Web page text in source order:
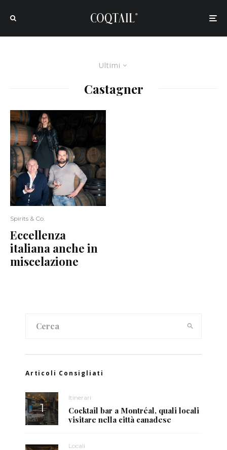
Ultimi
Castagner
Spirits & Co.
Eccellenza
italiana anche in
miscelazione
Articoli Consigliati
Itinerari
Cocktail bar a Montréal, quali locali
visitare nella città canadese
Locali